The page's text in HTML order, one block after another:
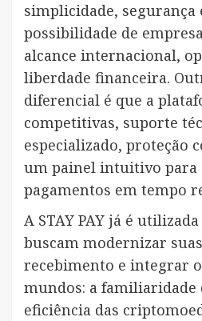
simplicidade, segurança
possibilidade de
alcance internacional,
liberdade financeira.
diferencial é que a
competitivas, suporte
especializado, proteção
um painel intuitivo para
pagamentos em tempo
A STAY PAY já é
buscam modernizar
recebimento e integrar
mundos: a familiaridade
eficiência das